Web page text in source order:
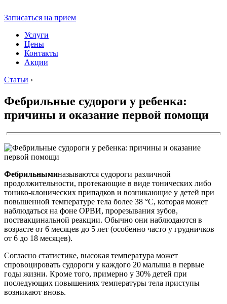
Записаться на прием
Услуги
Цены
Контакты
Акции
Статьи ›
Фебрильные судороги у ребенка:
причины и оказание первой помощи
Фебрильныминазываются судороги различной
продолжительности, протекающие в виде тонических либо
тонико-клонических припадков и возникающие у детей при
повышенной температуре тела более 38 °С, которая может
наблюдаться на фоне ОРВИ, прорезывания зубов,
поствакцинальной реакции. Обычно они наблюдаются в
возрасте от 6 месяцев до 5 лет (особенно часто у грудничков
от 6 до 18 месяцев).
Согласно статистике, высокая температура может
спровоцировать судороги у каждого 20 малыша в первые
годы жизни. Кроме того, примерно у 30% детей при
последующих повышениях температуры тела приступы
возникают вновь.